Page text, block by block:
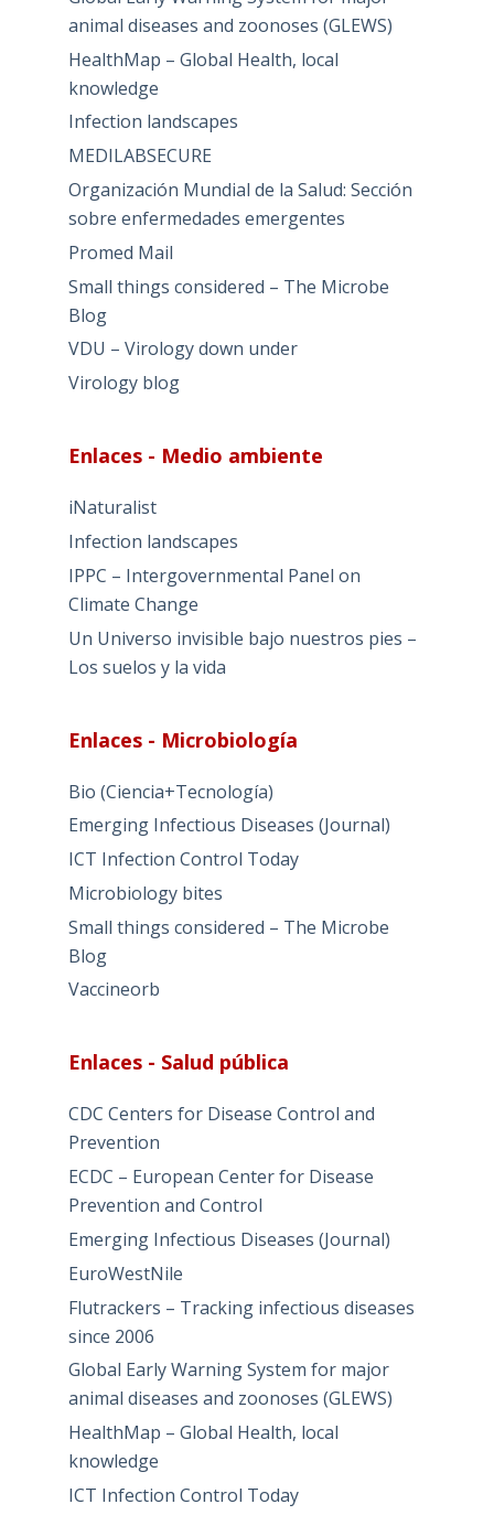
animal diseases and zoonoses (GLEWS)
HealthMap – Global Health, local
knowledge
Infection landscapes
MEDILABSECURE
Organización Mundial de la Salud: Sección
sobre enfermedades emergentes
Promed Mail
Small things considered – The Microbe
Blog
VDU – Virology down under
Virology blog
Enlaces - Medio ambiente
iNaturalist
Infection landscapes
IPPC – Intergovernmental Panel on
Climate Change
Un Universo invisible bajo nuestros pies –
Los suelos y la vida
Enlaces - Microbiología
Bio (Ciencia+Tecnología)
Emerging Infectious Diseases (Journal)
ICT Infection Control Today
Microbiology bites
Small things considered – The Microbe
Blog
Vaccineorb
Enlaces - Salud pública
CDC Centers for Disease Control and
Prevention
ECDC – European Center for Disease
Prevention and Control
Emerging Infectious Diseases (Journal)
EuroWestNile
Flutrackers – Tracking infectious diseases
since 2006
Global Early Warning System for major
animal diseases and zoonoses (GLEWS)
HealthMap – Global Health, local
knowledge
ICT Infection Control Today